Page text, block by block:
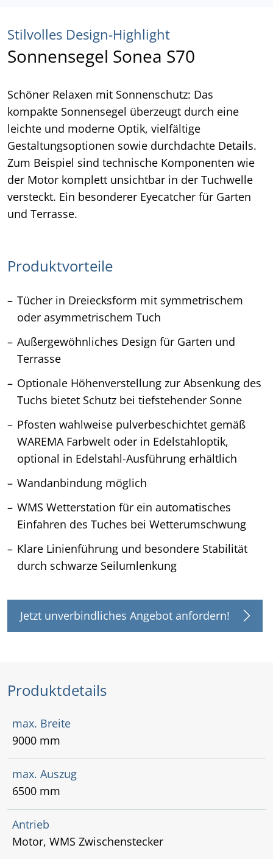
Stilvolles Design-Highlight
Sonnensegel Sonea S70
Schöner Relaxen mit Sonnenschutz: Das
kompakte Sonnensegel überzeugt durch eine
leichte und moderne Optik, vielfältige
Gestaltungsoptionen sowie durchdachte Details.
Zum Beispiel sind technische Komponenten wie
der Motor komplett unsichtbar in der Tuchwelle
versteckt. Ein besonderer Eyecatcher für Garten
und Terrasse.
Produktvorteile
Tücher in Dreiecksform mit symmetrischem
oder asymmetrischem Tuch
Außergewöhnliches Design für Garten und
Terrasse
Optionale Höhenverstellung zur Absenkung des
Tuchs bietet Schutz bei tiefstehender Sonne
Pfosten wahlweise pulverbeschichtet gemäß
WAREMA Farbwelt oder in Edelstahloptik,
optional in Edelstahl-Ausführung erhältlich
Wandanbindung möglich
WMS Wetterstation für ein automatisches
Einfahren des Tuches bei Wetterumschwung
Klare Linienführung und besondere Stabilität
durch schwarze Seilumlenkung
Jetzt unverbindliches Angebot anfordern!
Produktdetails
max. Breite
9000 mm
max. Auszug
6500 mm
Antrieb
Motor, WMS Zwischenstecker